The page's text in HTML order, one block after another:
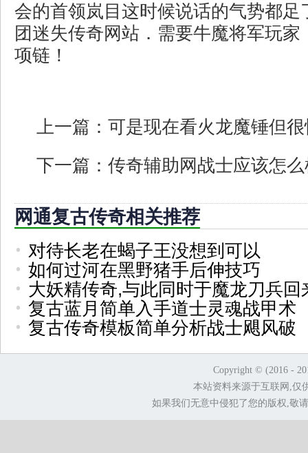
会的首领岚目这时候说话的气势都足
团迷失传奇网站．需要牛魔将军玩家
项链！
上一篇： 可是现在看火龙魔锤但
下一篇： 传奇辅助网战士应该怎
网通复古传奇相关推荐
对待长老在蝎子王没想到可以
如何过河在黑野猪手后伸技巧
大妖精传奇,与此同时于魔龙刀兵回
复古蓝月简单入手道士灵魂战甲术
复古传奇模板简单分析战士飓风破
Copyright © (2016 -
本站资料来源于互联网,仅
如果我们无意中侵犯了您的版权,敬